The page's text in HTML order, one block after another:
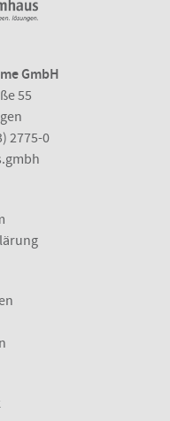
GmbH
55
2775-0